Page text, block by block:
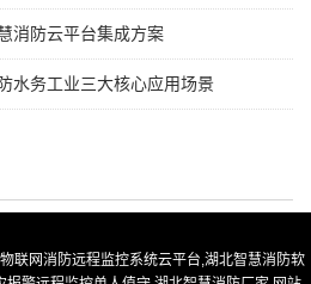
消防云平台集成方案
水务工业三大核心应用场景
联网消防远程监控系统云平台,湖北智慧消防软